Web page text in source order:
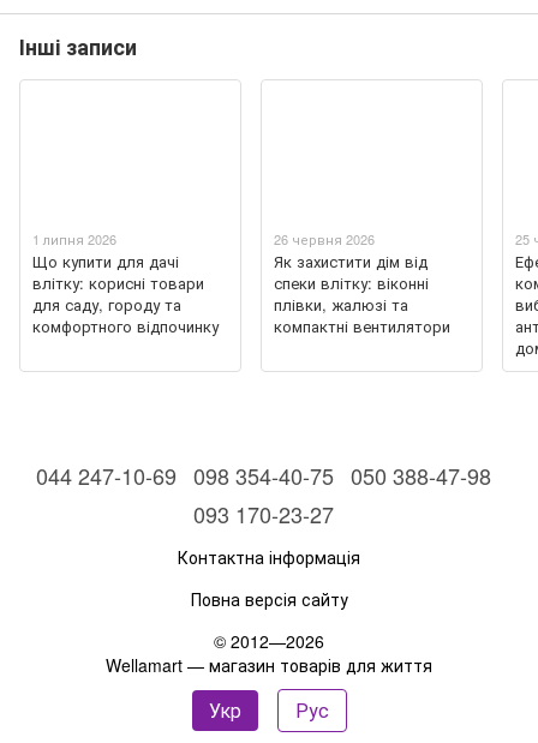
Інші записи
1 липня 2026
Що купити для дачі
влітку: корисні товари
для саду, городу та
комфортного відпочинку
26 червня 2026
Як захистити дім від
спеки влітку: віконні
плівки, жалюзі та
компактні вентилятори
25
044 247-10-69 098 354-40-75 050 388-47-98
093 170-23-27
Контактна інформація
Повна версія сайту
© 2012—2026
Wellamart — магазин товарів для життя
Укр Рус